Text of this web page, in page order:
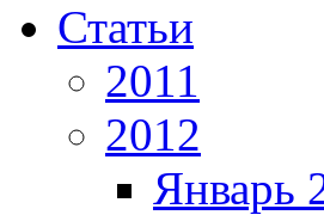
Статьи
2011
2012
Январь